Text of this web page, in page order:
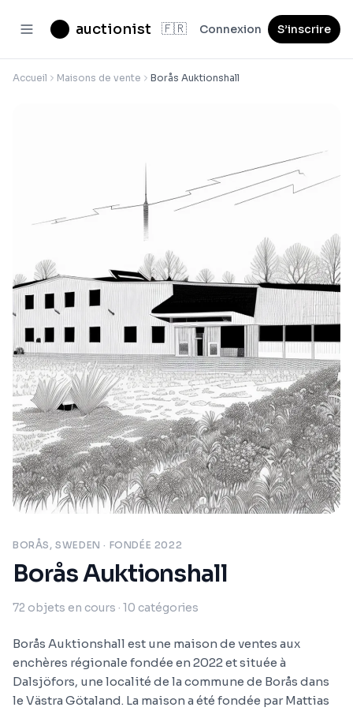
auctionist 🇫🇷 Connexion S’inscrire
Accueil Maisons de vente Borås Auktionshall
BORÅS, SWEDEN · FONDÉE 2022
Borås Auktionshall
72 objets en cours · 10 catégories
Borås Auktionshall est une maison de ventes aux
enchères régionale fondée en 2022 et située à
Dalsjöfors, une localité de la commune de Borås dans
le Västra Götaland. La maison a été fondée par Mattias